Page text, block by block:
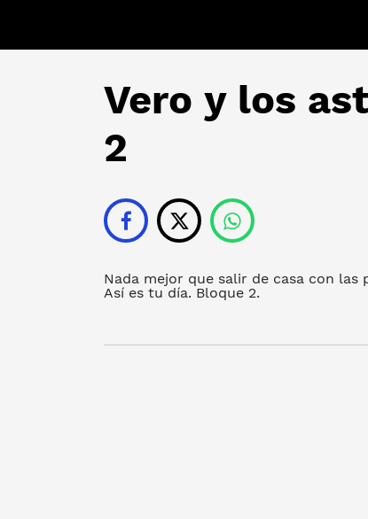
Vero y los
2
Nada mejor que salir de casa con las
Así es tu día. Bloque 2.